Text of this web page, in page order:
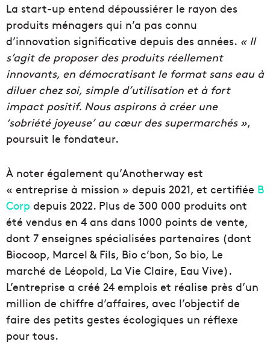
La start-up entend dépoussiérer le rayon des
produits ménagers qui n’a pas connu
d’innovation significative depuis des années. « Il
s’agit de proposer des produits réellement
innovants, en démocratisant le format sans eau à
diluer chez soi, simple d’utilisation et à fort
impact positif. Nous aspirons à créer une
‘sobriété joyeuse’ au cœur des supermarchés »,
poursuit le fondateur.
À noter également qu’Anotherway est
« entreprise à mission » depuis 2021, et certifiée B
Corp depuis 2022. Plus de 300 000 produits ont
été vendus en 4 ans dans 1000 points de vente,
dont 7 enseignes spécialisées partenaires (dont
Biocoop, Marcel & Fils, Bio c’bon, So bio, Le
marché de Léopold, La Vie Claire, Eau Vive).
L’entreprise a créé 24 emplois et réalise près d’un
million de chiffre d’affaires, avec l’objectif de
faire des petits gestes écologiques un réflexe
pour tous.